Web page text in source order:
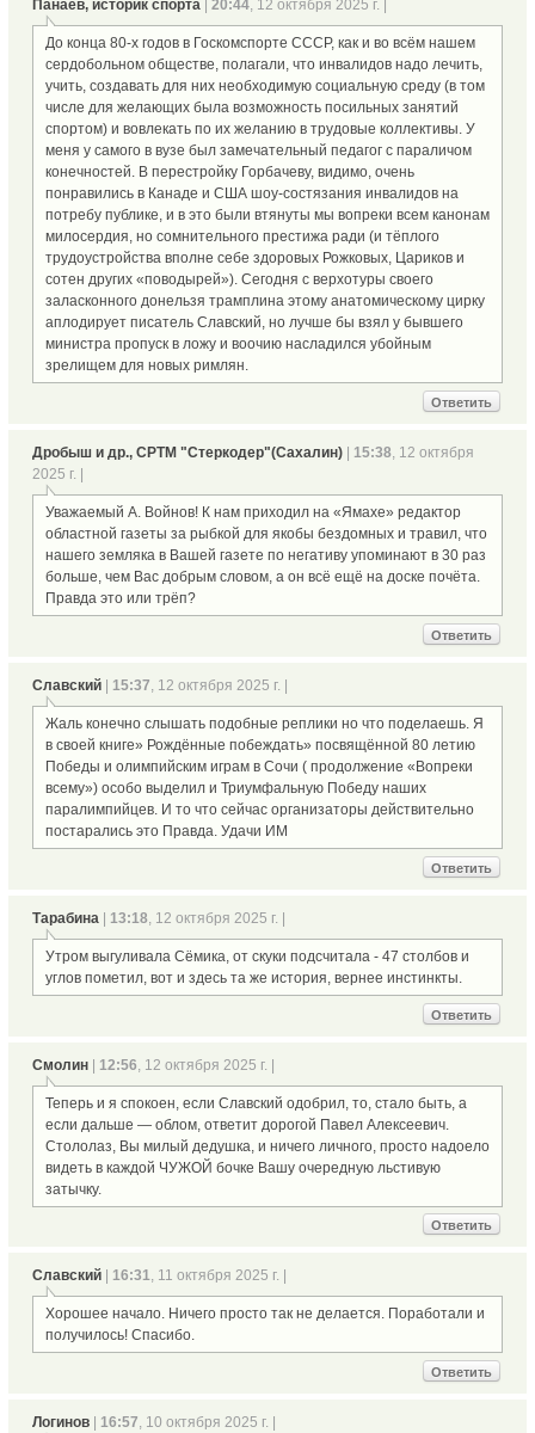
Панаев, историк спорта 20:44, 12 октября 2025 г. |
До конца 80-х годов в Госкомспорте СССР, как и во всём нашем
сердобольном обществе, полагали, что инвалидов надо лечить,
учить, создавать для них необходимую социальную среду (в том
числе для желающих была возможность посильных занятий
спортом) и вовлекать по их желанию в трудовые коллективы. У
меня у самого в вузе был замечательный педагог с параличом
конечностей. В перестройку Горбачеву, видимо, очень
понравились в Канаде и США шоу-состязания инвалидов на
потребу публике, и в это были втянуты мы вопреки всем канонам
милосердия, но сомнительного престижа ради (и тёплого
трудоустройства вполне себе здоровых Рожковых, Цариков и
сотен других «поводырей»). Сегодня с верхотуры своего
заласконного донельзя трамплина этому анатомическому цирку
аплодирует писатель Славский, но лучше бы взял у бывшего
министра пропуск в ложу и воочию насладился убойным
зрелищем для новых римлян.
Ответить
Дробыш и др., СРТМ "Стеркодер"(Сахалин) 15:38, 12 октября
2025 г. |
Уважаемый А. Войнов! К нам приходил на «Ямахе» редактор
областной газеты за рыбкой для якобы бездомных и травил, что
нашего земляка в Вашей газете по негативу упоминают в 30 раз
больше, чем Вас добрым словом, а он всё ещё на доске почёта.
Правда это или трёп?
Ответить
Славский 15:37, 12 октября 2025 г. |
Жаль конечно слышать подобные реплики но что поделаешь. Я
в своей книге» Рождённые побеждать» посвящённой 80 летию
Победы и олимпийским играм в Сочи ( продолжение «Вопреки
всему») особо выделил и Триумфальную Победу наших
паралимпийцев. И то что сейчас организаторы действительно
постарались это Правда. Удачи ИМ
Ответить
Тарабина | 13:18 , 12 октября 2025 г. |
Утром выгуливала Сёмика, от скуки подсчитала - 47 столбов и
углов пометил, вот и здесь та же история, вернее инстинкты.
Ответить
Смолин | 12:56 , 12 октября 2025 г. |
Теперь и я спокоен, если Славский одобрил, то, стало быть, а
если дальше — облом, ответит дорогой Павел Алексеевич.
Стололаз, Вы милый дедушка, и ничего личного, просто надоело
видеть в каждой ЧУЖОЙ бочке Вашу очередную льстивую
затычку.
Ответить
Славский 16:31, 11 октября 2025 г. |
Хорошее начало. Ничего просто так не делается. Поработали и
получилось! Спасибо.
Ответить
Логинов 16:57, 10 октября 2025 г. |